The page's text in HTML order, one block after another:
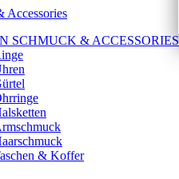
Accessories
SCHMUCK & ACCESSORIES
& Koffer